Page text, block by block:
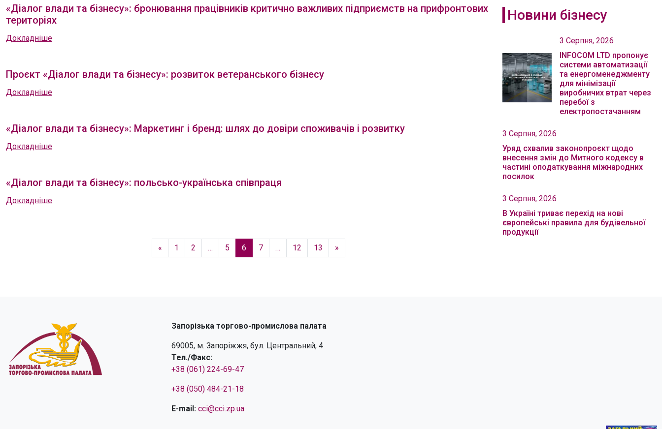
«Діалог влади та бізнесу»: бронювання працівників критично важливих підприємств на прифронтових
територіях
Докладніше
Проєкт «Діалог влади та бізнесу»: розвиток ветеранського бізнесу
Докладніше
«Діалог влади та бізнесу»: Маркетинг і бренд: шлях до довіри споживачів і розвитку
Докладніше
«Діалог влади та бізнесу»: польсько-українська співпраця
Докладніше
« 1 2 … 5 6 7 … 12 13 »
Новини бізнесу
3 Серпня, 2026
INFOCOM LTD пропонує
системи автоматизації
та енергоменеджменту
для мінімізації
виробничих втрат через
перебої з
електропостачанням
3 Серпня, 2026
Уряд схвалив законопроєкт щодо
внесення змін до Митного кодексу в
частині оподаткування міжнародних
посилок
3 Серпня, 2026
В Україні триває перехід на нові
європейські правила для будівельної
продукції
Запорізька торгово-промислова палата
69005, м. Запоріжжя, бул. Центральний, 4
Тел./Факс:
+38 (061) 224-69-47
+38 (050) 484-21-18
E-mail: cci@cci.zp.ua